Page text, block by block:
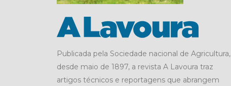
Publicada pela Sociedade nacional de Agricultura,
desde maio de 1897, a revista A Lavoura traz
artigos técnicos e reportagens que abrangem